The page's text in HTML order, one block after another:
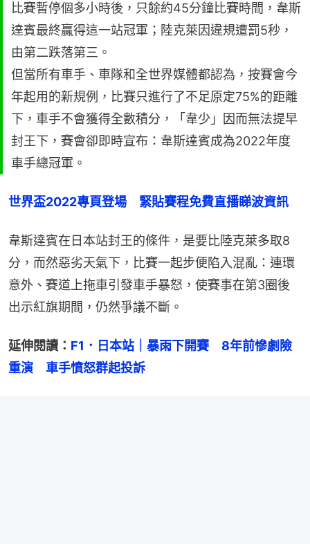
比賽暫停個多小時後，只餘約45分鐘比賽時間，韋斯
達賓最終贏得這一站冠軍；陸克萊因違規遭罰5秒，
由第二跌落第三。
但當所有車手、車隊和全世界媒體都認為，按賽會今
年起用的新規例，比賽只進行了不足原定75%的距離
下，車手不會獲得全數積分，「韋少」因而無法提早
封王下，賽會卻即時宣布：韋斯達賓成為2022年度
車手總冠軍。
世界盃2022專頁登場　緊貼賽程免費直播睇波資訊
韋斯達賓在日本站封王的條件，是要比陸克萊多取8
分，而然惡劣天氣下，比賽一起步便陷入混亂：連環
意外、賽道上拖車引發車手暴怒，使賽事在第3圈後
出示紅旗期間，仍然爭議不斷。
延伸閱讀： F1．日本站｜暴雨下開賽　8年前慘劇險
重演　車手憤怒群起投訴